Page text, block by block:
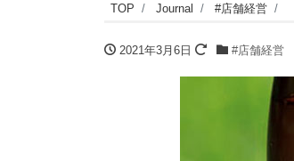
TOP Journal #店舗経営
2021年3月6日 #店舗経営